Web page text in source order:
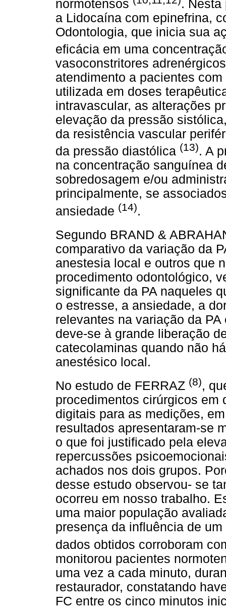
normotensos
. Nesta
a Lidocaína com epinefrina,
Odontologia, que inicia sua
eficácia em uma
vasoconstritores
atendimento a pacientes
utilizada em doses
intravascular, as alterações
elevação da pressão
da resistência vascular
da pressão diastólica (13). A
na concentração sanguínea
sobredosagem e/ou
principalmente, se
ansiedade (14).
Segundo BRAND &
comparativo da variação da
anestesia local e outros que
procedimento odontológico,
significante da PA naqueles
o estresse, a ansiedade, a
relevantes na variação da
deve-se à grande liberação
catecolaminas quando não
anestésico local.
No estudo de FERRAZ (8),
procedimentos cirúrgicos em
digitais para as medições,
resultados apresentaram-se
o que foi justificado pela
repercussões
achados nos dois grupos.
desse estudo observou- se
ocorreu em nosso trabalho.
uma maior população
presença da influência de
dados obtidos corroboram
monitorou pacientes
uma vez a cada minuto,
restaurador, constatando
FC entre os cinco minutos